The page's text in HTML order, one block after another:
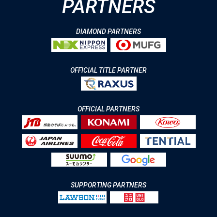
PARTNERS
DIAMOND PARTNERS
OFFICIAL TITLE PARTNER
OFFICIAL PARTNERS
SUPPORTING PARTNERS